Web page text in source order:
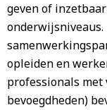
geven of
opleiden en
professionals
bevoegdheden)